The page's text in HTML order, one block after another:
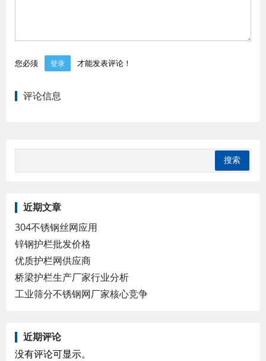
您必须 登录 才能发表评论！
评论信息
近期文章
304不锈钢丝网应用
锌钢护栏批发价格
优质护栏网供应商
桥梁护栏生产厂家行业分析
工业筛分不锈钢网厂家核心竞争
近期评论
没有评论可显示。